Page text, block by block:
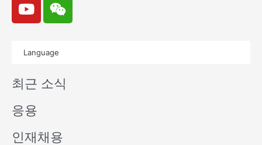
o
u
e
e
i
n
Language
최근 소식
응용
인재채용